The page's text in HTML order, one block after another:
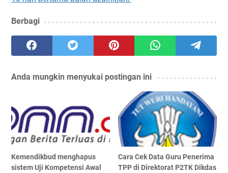
Berbagi
Anda mungkin menyukai postingan ini
Kemendikbud menghapus
sistem Uji Kompetensi Awal
Cara Cek Data Guru Penerima
TPP di Direktorat P2TK Dikdas